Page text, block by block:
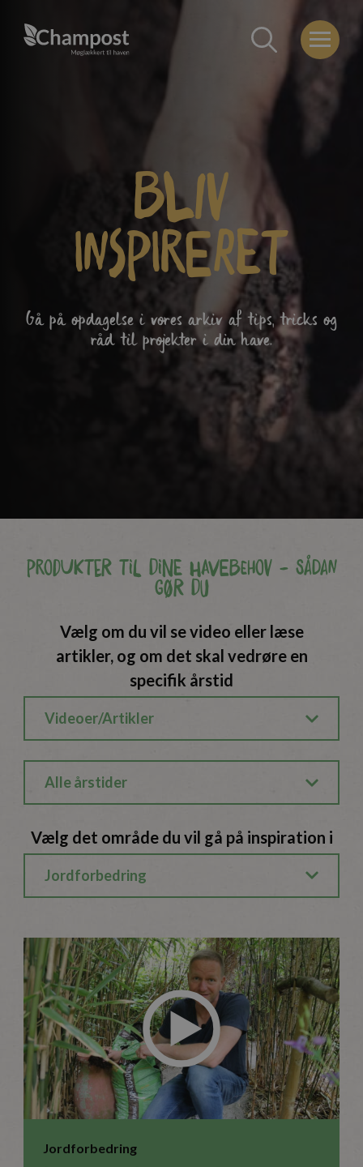
Bliv
inspireret
Gå på opdagelse i vores arkiv af tips, tricks og
råd til projekter i din have.
Produkter til dine havebehov - Sådan
gør du
Vælg om du vil se video eller læse
artikler, og om det skal vedrøre en
specifik årstid
Videoer/Artikler
Alle årstider
Vælg det område du vil gå på inspiration i
Jordforbedring
Jordforbedring